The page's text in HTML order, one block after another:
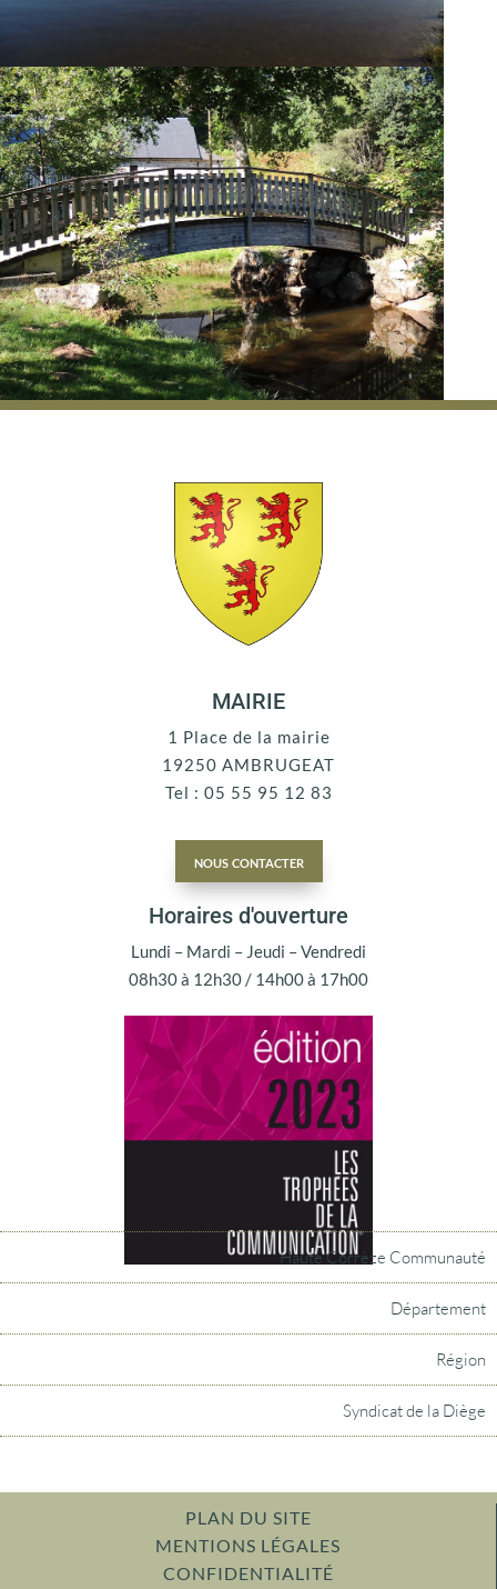
MAIRIE
1 Place de la mairie
19250 AMBRUGEAT
Tel : 05 55 95 12 83
nous contacter
Horaires d'ouverture
Lundi – Mardi – Jeudi – Vendredi
08h30 à 12h30 / 14h00 à 17h00
Haute Corrèze Communauté
Département
Région
Syndicat de la Diège
PLAN DU SITE
MENTIONS LÉGALES
CONFIDENTIALITÉ